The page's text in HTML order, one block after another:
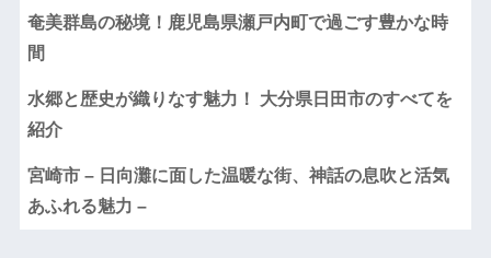
奄美群島の秘境！鹿児島県瀬戸内町で過ごす豊かな時
間
水郷と歴史が織りなす魅力！ 大分県日田市のすべてを
紹介
宮崎市 – 日向灘に面した温暖な街、神話の息吹と活気
あふれる魅力 –